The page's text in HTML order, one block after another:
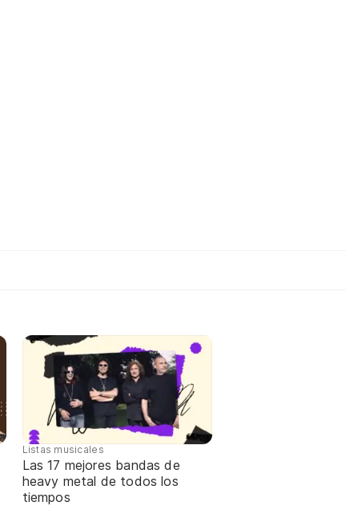
Listas musicales
Las 17 mejores bandas de
heavy metal de todos los
tiempos